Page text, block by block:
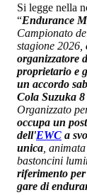
Si legge nella
“Endurance
Campionato
stagione 2026,
organizzatore
proprietario e
un accordo
Cola Suzuka
Organizzato
occupa un
dell'EWC a
unica ,
bastoncini
riferimento per
gare di